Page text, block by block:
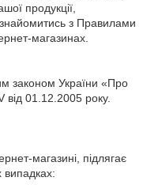
продукції,
з Правилами
магазинах.
законом України «Про
01.12.2005 року.
магазині, підлягає
випадках: